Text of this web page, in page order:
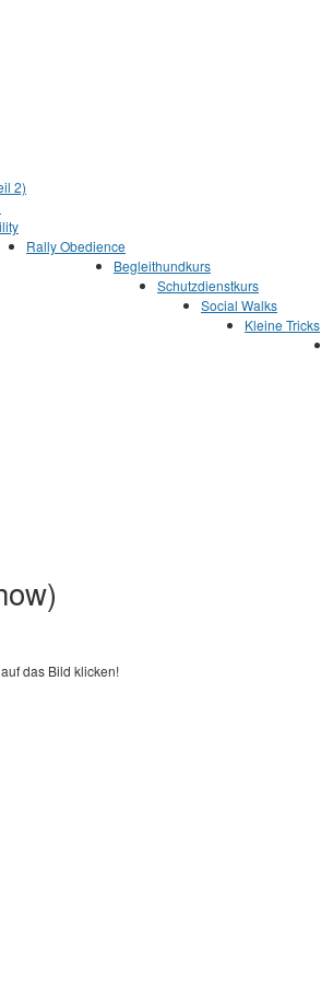
2)
Rally Obedience
Begleithundkurs
Schutzdienstkurs
Social Walks
Kleine Tricks
das Bild klicken!